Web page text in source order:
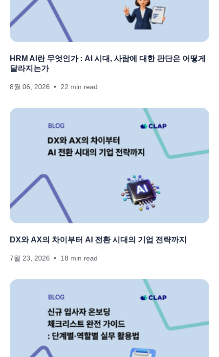
HRM AI란 무엇인가 : AI 시대, 사람에 대한 판단은 어떻게
달라지는가
8월 06, 2026 22 min read
DX와 AX의 차이부터 AI 전환 시대의 기업 전략까지
7월 23, 2026 18 min read